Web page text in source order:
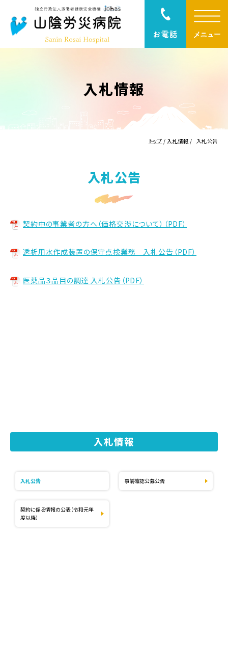
入札情報
トップ /入札情報 / 入札公告
入札公告
契約中の事業者の方へ（価格交渉について）（PDF）
透析用水作成装置の保守点検業務 入札公告（PDF）
医薬品３品目の調達 入札公告（PDF）
入札情報
入札公告 事前確認公募公告
契約に係る情報の公表（令和元年
度以降）